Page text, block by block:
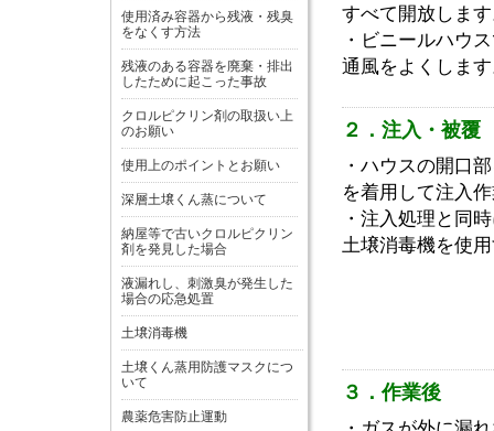
使用済み容器から残液・残臭
をなくす方法
残液のある容器を廃棄・排出
したために起こった事故
クロルピクリン剤の取扱い上
のお願い
使用上のポイントとお願い
深層土壌くん蒸について
納屋等で古いクロルピクリン
剤を発見した場合
液漏れし、刺激臭が発生した
場合の応急処置
土壌消毒機
土壌くん蒸用防護マスクにつ
いて
農薬危害防止運動
すべて開放しま
・ビニールハウ
通風をよくしま
２．注入・被覆
・ハウスの開口
を着用して注入
・注入処理と同
土壌消毒機を使
３．作業後